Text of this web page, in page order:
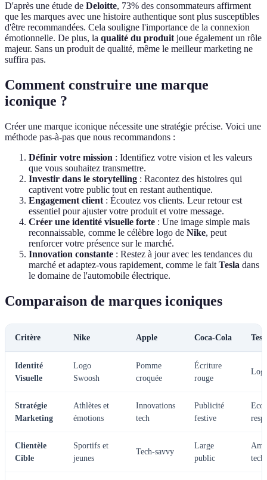
D'après une étude de Deloitte, 73% des consommateurs affirment
que les marques avec une histoire authentique sont plus susceptibles
d'être recommandées. Cela souligne l'importance de la connexion
émotionnelle. De plus, la qualité du produit joue également un rôle
majeur. Sans un produit de qualité, même le meilleur marketing ne
suffira pas.
Comment construire une marque
iconique ?
Créer une marque iconique nécessite une stratégie précise. Voici une
méthode pas-à-pas que nous recommandons :
Définir votre mission : Identifiez votre vision et les valeurs
que vous souhaitez transmettre.
Investir dans le storytelling : Racontez des histoires qui
captivent votre public tout en restant authentique.
Engagement client : Écoutez vos clients. Leur retour est
essentiel pour ajuster votre produit et votre message.
Créer une identité visuelle forte : Une image simple mais
reconnaissable, comme le célèbre logo de Nike, peut
renforcer votre présence sur le marché.
Innovation constante : Restez à jour avec les tendances du
marché et adaptez-vous rapidement, comme le fait Tesla dans
le domaine de l'automobile électrique.
Comparaison de marques iconiques
Critère Nike Apple Coca-Cola
Identité
Visuelle
Logo
Swoosh
Pomme
croquée
Écriture
rouge
Stratégie
Marketing
Athlètes et
émotions
Innovations
tech
Publicité
festive
Eco-
Clientèle
Cible
Sportifs et
jeunes
Tech-savvy
Large
public